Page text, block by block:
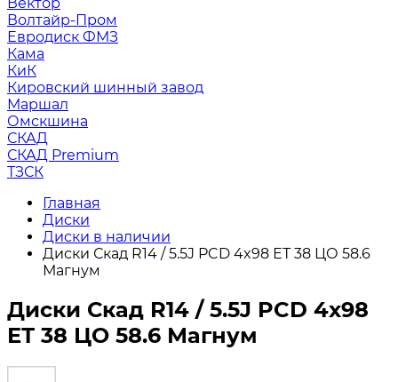
Волтайр-Пром
Евродиск ФМЗ
Кама
КиК
Кировский шинный завод
Маршал
Омскшина
СКАД
СКАД Premium
ТЗСК
Главная
Диски
Диски в наличии
Диски Скад R14 / 5.5J PCD 4x98 ЕТ 38 ЦО 58.6
Магнум
Диски Скад R14 / 5.5J PCD 4x98
ЕТ 38 ЦО 58.6 Магнум